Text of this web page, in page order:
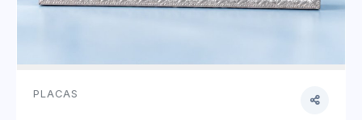
PLACAS